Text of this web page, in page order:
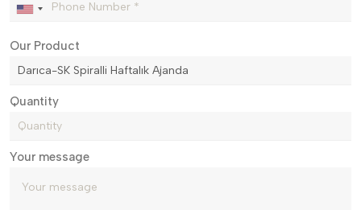
Our Product
Quantity
Your message